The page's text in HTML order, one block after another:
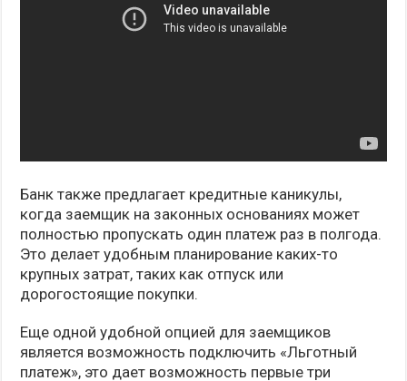
Банк также предлагает кредитные каникулы,
когда заемщик на законных основаниях может
полностью пропускать один платеж раз в полгода.
Это делает удобным планирование каких-то
крупных затрат, таких как отпуск или
дорогостоящие покупки.
Еще одной удобной опцией для заемщиков
является возможность подключить «Льготный
платеж», это дает возможность первые три